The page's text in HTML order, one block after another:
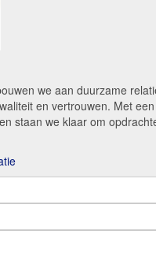
we aan duurzame
en vertrouwen. Met
staan we klaar om